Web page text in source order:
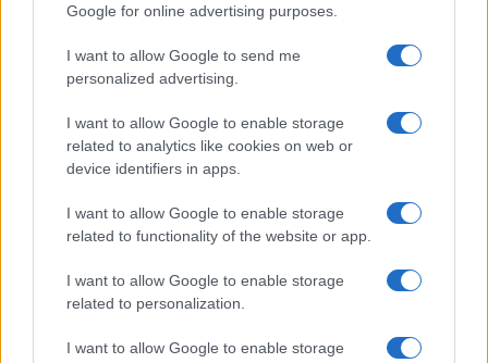
Google for online advertising purposes.
I want to allow Google to send me
personalized advertising.
I want to allow Google to enable storage
related to analytics like cookies on web or
device identifiers in apps.
I want to allow Google to enable storage
related to functionality of the website or app.
I want to allow Google to enable storage
related to personalization.
I want to allow Google to enable storage
mopz du dravograd
Več iz kraja Dravograd
Koroška slavi državne prvake v
košarki 3x3: V Dravogradu
košarkarjev
Freestyle navdušuje s poletno